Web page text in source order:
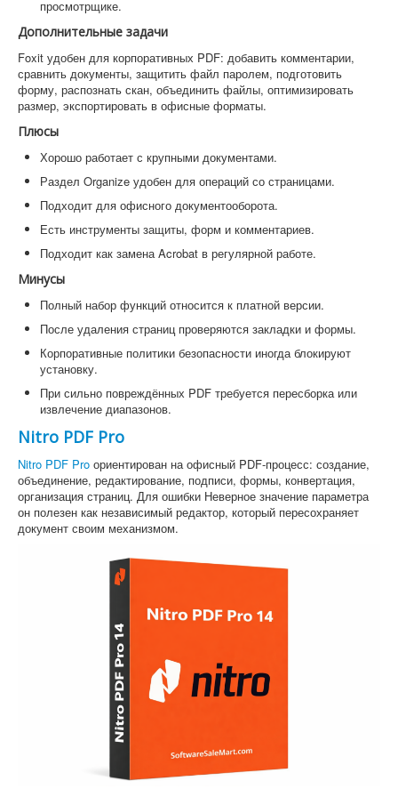
просмотрщике.
Дополнительные задачи
Foxit удобен для корпоративных PDF: добавить комментарии,
сравнить документы, защитить файл паролем, подготовить
форму, распознать скан, объединить файлы, оптимизировать
размер, экспортировать в офисные форматы.
Плюсы
Хорошо работает с крупными документами.
Раздел Organize удобен для операций со страницами.
Подходит для офисного документооборота.
Есть инструменты защиты, форм и комментариев.
Подходит как замена Acrobat в регулярной работе.
Минусы
Полный набор функций относится к платной версии.
После удаления страниц проверяются закладки и формы.
Корпоративные политики безопасности иногда блокируют
установку.
При сильно повреждённых PDF требуется пересборка или
извлечение диапазонов.
Nitro PDF Pro
Nitro PDF Pro ориентирован на офисный PDF-процесс: создание,
объединение, редактирование, подписи, формы, конвертация,
организация страниц. Для ошибки Неверное значение параметра
он полезен как независимый редактор, который пересохраняет
документ своим механизмом.